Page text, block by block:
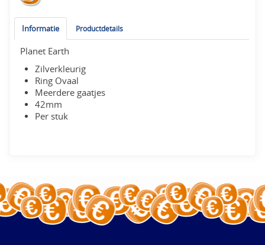
Informatie Productdetails
Planet Earth
Zilverkleurig
Ring Ovaal
Meerdere gaatjes
42mm
Per stuk